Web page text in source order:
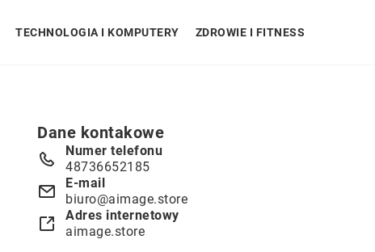
TECHNOLOGIA I KOMPUTERY ZDROWIE I FITNESS
Dane kontakowe
Numer telefonu
48736652185
E-mail
biuro@aimage.store
Adres internetowy
aimage.store